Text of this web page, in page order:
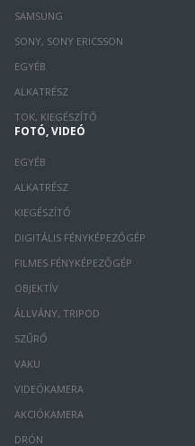
SAMSUNG
SONY, SONY ERICSSON
EGYÉB
ALKATRÉSZ
TOK, KIEGÉSZÍTŐ
FOTÓ, VIDEÓ
EGYÉB
ALKATRÉSZ
KIEGÉSZÍTŐ
DIGITÁLIS FÉNYKÉPEZŐGÉP
FILMES FÉNYKÉPEZŐGÉP
OBJEKTÍV
ÁLLVÁNY, TRIPOD
SZŰRŐ
VAKU
VIDEÓKAMERA
AKCIÓKAMERA
DRÓN